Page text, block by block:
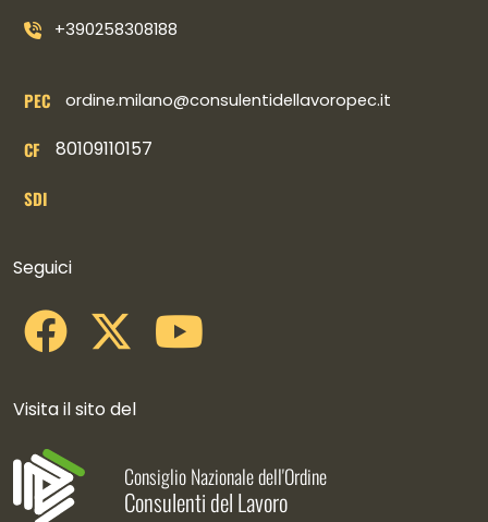
+390258308188
PEC ordine.milano@consulentidellavoropec.it
CF 80109110157
SDI
Seguici
Visita il sito del
Consiglio Nazionale dell'Ordine
Consulenti del Lavoro